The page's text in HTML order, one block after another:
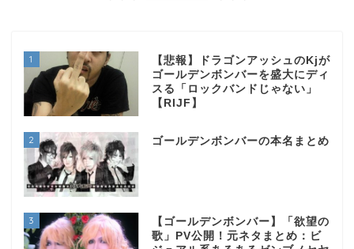
1
【悲報】ドラゴンアッシュのKjが
ゴールデンボンバーを盛大にディ
スる「ロックバンドじゃない」
【RIJF】
2 ゴールデンボンバーの本名まとめ
3
【ゴールデンボンバー】「欲望の
歌」PV公開！元ネタまとめ：ビ